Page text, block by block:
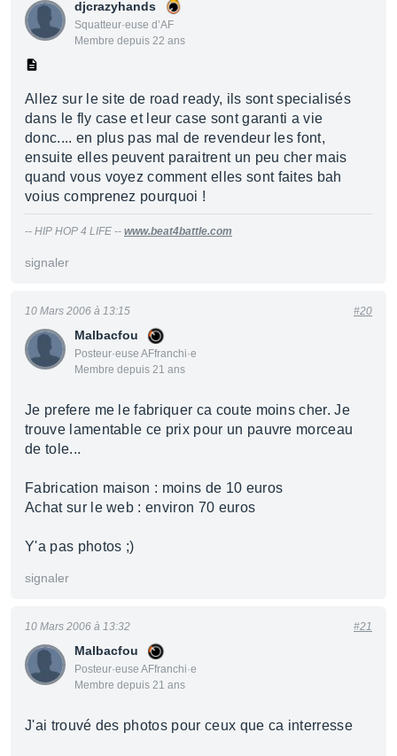
djcrazyhands
Squatteur·euse d’AF
Membre depuis 22 ans
Allez sur le site de road ready, ils sont specialisés
dans le fly case et leur case sont garanti a vie
donc.... en plus pas mal de revendeur les font,
ensuite elles peuvent paraitrent un peu cher mais
quand vous voyez comment elles sont faites bah
voius comprenez pourquoi !
-- HIP HOP 4 LIFE -- www.beat4battle.com
signaler
Malbacfou
Posteur·euse AFfranchi·e
Membre depuis 21 ans
10 Mars 2006 à 13:15 #20
Je prefere me le fabriquer ca coute moins cher. Je
trouve lamentable ce prix pour un pauvre morceau
de tole...
Fabrication maison : moins de 10 euros
Achat sur le web : environ 70 euros
Y'a pas photos ;)
signaler
Malbacfou
Posteur·euse AFfranchi·e
Membre depuis 21 ans
10 Mars 2006 à 13:32 #21
J'ai trouvé des photos pour ceux que ca interresse